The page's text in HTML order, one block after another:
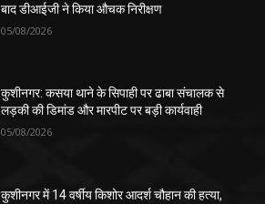
बाद डीआईजी ने किया औचक निरीक्षण
05/08/2026
कुशीनगर: कसया थाने के सिपाही पर ढाबा संचालक से
लड़की की डिमांड और मारपीट पर बड़ी कार्यवाही
05/08/2026
कुशीनगर में 14 वर्षीय किशोर आदर्श चौहान की हत्या,